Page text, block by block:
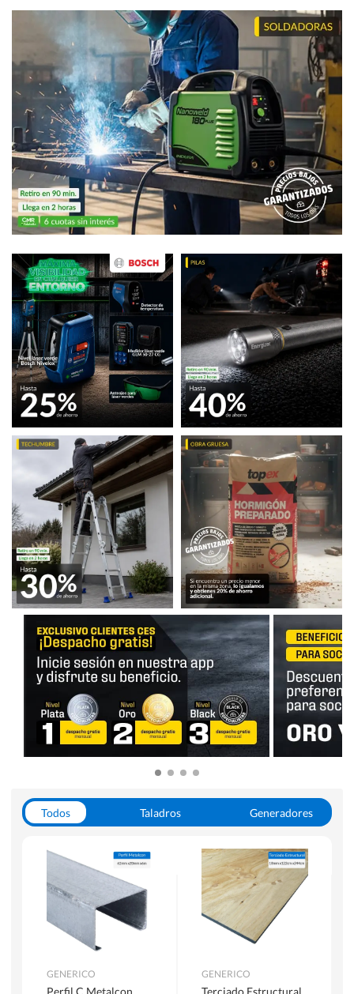
Todos Taladros
Generadores
Herramientas Manuales
Sierras Circulares
GENERICO GENERICO